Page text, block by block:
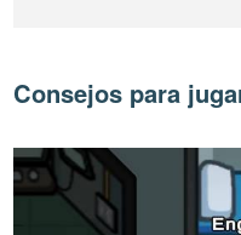
Consejos para